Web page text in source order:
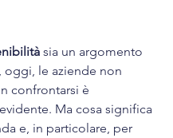
sia un argomento
oggi, le aziende non
confrontarsi è
Ma cosa significa
e, in particolare, per